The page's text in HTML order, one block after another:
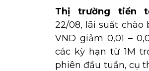
Thị trường tiền
22/08, lãi suất chào
VND giảm 0,01 –
các kỳ hạn từ 1M
phiên đầu tuần, cụ